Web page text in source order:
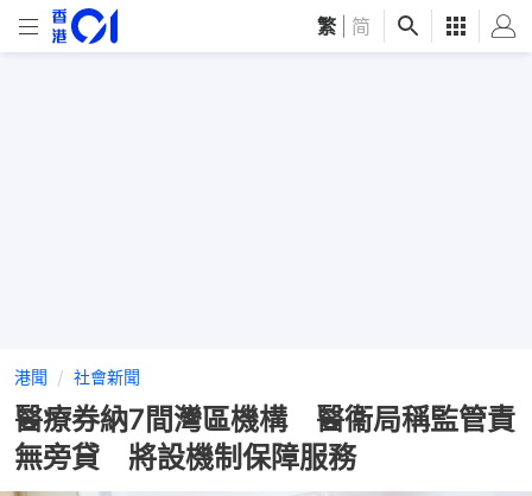
繁 简
港聞 社會新聞
醫療券納7間灣區機構 醫衞局稱監管責
無旁貸 將設機制保障服務